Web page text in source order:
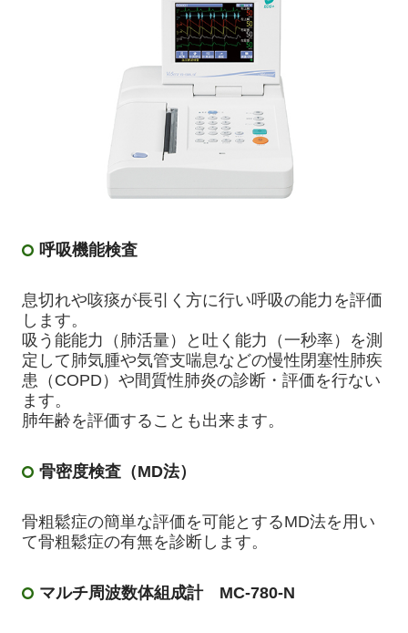
呼吸機能検査
息切れや咳痰が長引く方に行い呼吸の能力を評価
します。
吸う能能力（肺活量）と吐く能力（一秒率）を測
定して肺気腫や気管支喘息などの慢性閉塞性肺疾
患（COPD）や間質性肺炎の診断・評価を行ない
ます。
肺年齢を評価することも出来ます。
骨密度検査（MD法）
骨粗鬆症の簡単な評価を可能とするMD法を用い
て骨粗鬆症の有無を診断します。
マルチ周波数体組成計 MC-780-N